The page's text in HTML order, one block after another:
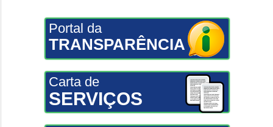
Portal da
TRANSPARÊNCIA
Carta de
SERVIÇOS